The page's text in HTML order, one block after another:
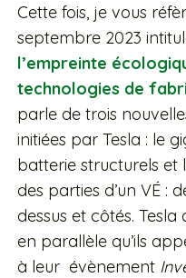
Cette fois, je vous
septembre 2023
l’empreinte
technologies de
parle de trois
initiées par Tesla : le
batterie structurels et
des parties d’un VÉ :
dessus et côtés.
en parallèle qu’ils
à leur évènement